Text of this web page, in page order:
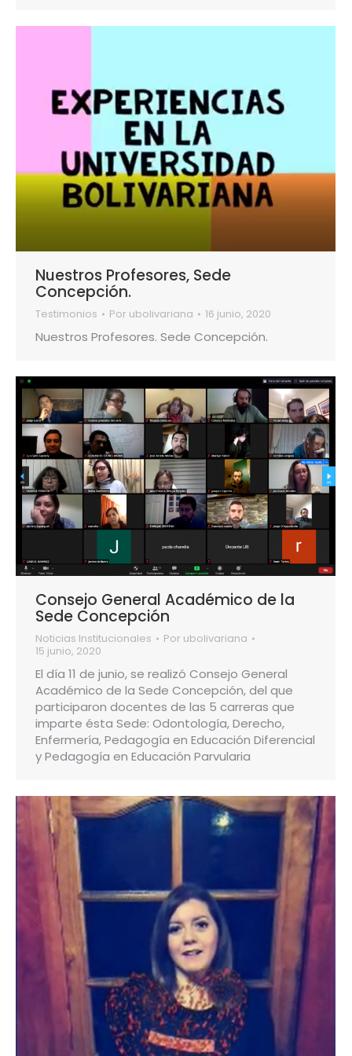
Nuestros Profesores, Sede
Concepción.
Testimonios Por ubolivariana 16 junio, 2020
Nuestros Profesores. Sede Concepción.
Consejo General Académico de la
Sede Concepción
Noticias Institucionales Por ubolivariana
15 junio, 2020
El día 11 de junio, se realizó Consejo General
Académico de la Sede Concepción, del que
participaron docentes de las 5 carreras que
imparte ésta Sede: Odontología, Derecho,
Enfermería, Pedagogía en Educación Diferencial
y Pedagogía en Educación Parvularia